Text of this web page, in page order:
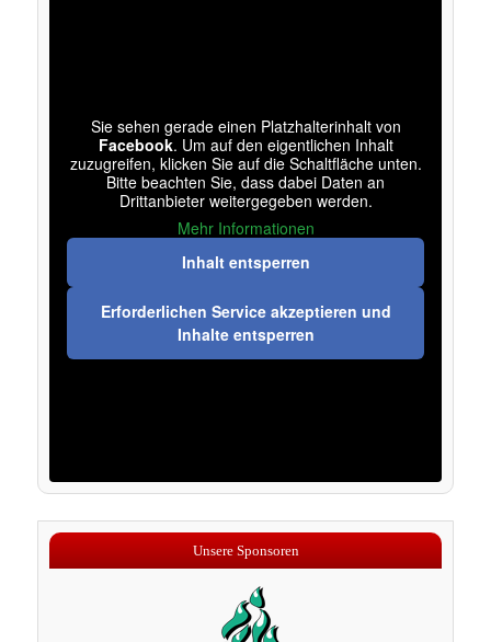
Sie sehen gerade einen Platzhalterinhalt von
Facebook. Um auf den eigentlichen Inhalt
zuzugreifen, klicken Sie auf die Schaltfläche unten.
Bitte beachten Sie, dass dabei Daten an
Drittanbieter weitergegeben werden.
Mehr Informationen
Inhalt entsperren
Erforderlichen Service akzeptieren und
Inhalte entsperren
Unsere Sponsoren